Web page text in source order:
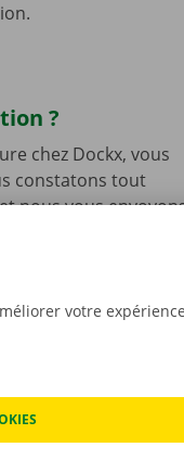
?
chez Dockx, vous
constatons tout
nous vous
votre